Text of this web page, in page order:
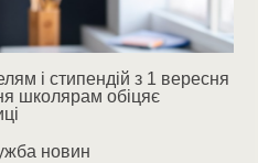
і стипендій з 1 вересня
школярам обіцяє
новин